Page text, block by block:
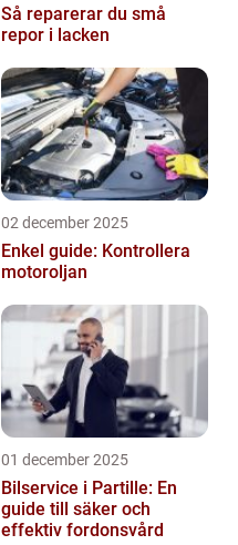
Så reparerar du små
repor i lacken
02 december 2025
Enkel guide: Kontrollera
motoroljan
01 december 2025
Bilservice i Partille: En
guide till säker och
effektiv fordonsvård